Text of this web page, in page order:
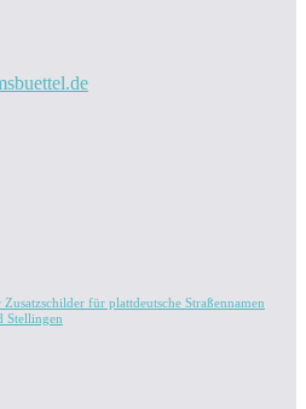
für plattdeutsche Straßennamen
Stellingen